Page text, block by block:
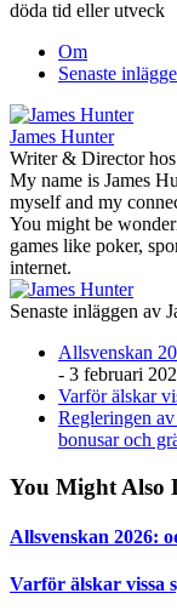
döda tid eller utveck
Om
Senaste
James Hunter
Writer & Directorhos
My name is James
myself and my
You might be
games like poker,
internet.
Senaste inläggen av
Allsvenskan
- 3 februari
Varför älskar
Regleringen
bonusar och
You Might Also
Allsvenskan 2026:
Varför älskar vissa